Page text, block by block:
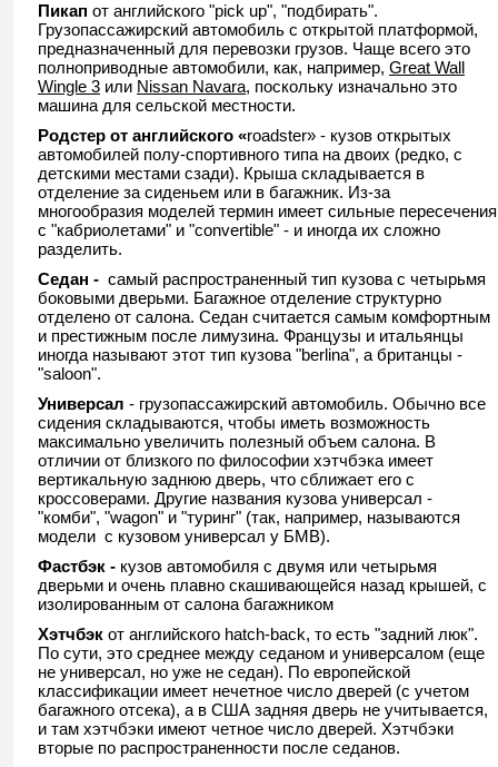
Пикап от английского "pick up", "подбирать".
Грузопассажирский автомобиль с открытой платформой,
предназначенный для перевозки грузов. Чаще всего это
полноприводные автомобили, как, например, Great Wall
Wingle 3 или Nissan Navara, поскольку изначально это
машина для сельской местности.
Родстер от английского «roadster» - кузов открытых
автомобилей полу-спортивного типа на двоих (редко, с
детскими местами сзади). Крыша складывается в
отделение за сиденьем или в багажник. Из-за
многообразия моделей термин имеет сильные пересечения
с "кабриолетами" и "convertible" - и иногда их сложно
разделить.
Седан - самый распространенный тип кузова с четырьмя
боковыми дверьми. Багажное отделение структурно
отделено от салона. Седан считается самым комфортным
и престижным после лимузина. Французы и итальянцы
иногда называют этот тип кузова "berlina", а британцы -
"saloon".
Универсал - грузопассажирский автомобиль. Обычно все
сидения складываются, чтобы иметь возможность
максимально увеличить полезный объем салона. В
отличии от близкого по философии хэтчбэка имеет
вертикальную заднюю дверь, что сближает его с
кроссоверами. Другие названия кузова универсал -
"комби", "wagon" и "туринг" (так, например, называются
модели с кузовом универсал у БМВ).
Фастбэк - кузов автомобиля с двумя или четырьмя
дверьми и очень плавно скашивающейся назад крышей, с
изолированным от салона багажником
Хэтчбэк от английского hatch-back, то есть "задний люк".
По сути, это среднее между седаном и универсалом (еще
не универсал, но уже не седан). По европейской
классификации имеет нечетное число дверей (с учетом
багажного отсека), а в США задняя дверь не учитывается,
и там хэтчбэки имеют четное число дверей. Хэтчбэки
вторые по распространенности после седанов.